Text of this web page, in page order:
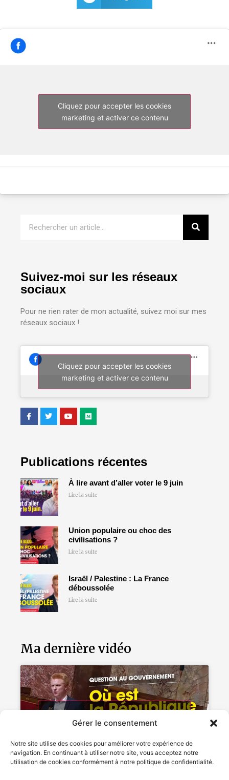
Gérer le consentement
Notre site utilise des cookies pour améliorer votre expérience de
navigation. En continuant à utiliser notre site, vous acceptez notre
utilisation de cookies conformément à notre politique de confidentialité.
Cliquez pour accepter les cookies
marketing et activer ce contenu
Suivez-moi sur les réseaux
sociaux
Pour ne rien rater de mon actualité, suivez moi sur mes
réseaux sociaux !
Cliquez pour accepter les cookies
marketing et activer ce contenu
Publications récentes
À lire avant d’aller voter le 9 juin
Lire la suite
Union populaire ou choc des
civilisations ?
Lire la suite
Israël / Palestine : La France
déboussolée
Lire la suite
Ma dernière vidéo
Cliquez pour accepter les cookies
marketing et activer ce contenu